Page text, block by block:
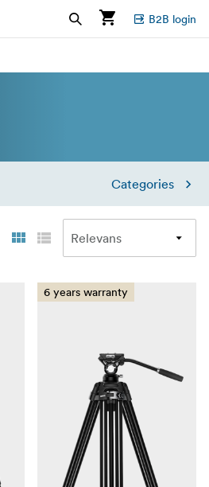
B2B login
Categories
6 years warranty